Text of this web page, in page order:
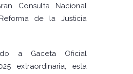
Consulta Nacional
de la Justicia
a Gaceta Oficial
extraordinaria, esta